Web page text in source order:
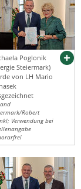
Poglonik
Steiermark)
von LH Mario
Robert
Verwendung bei